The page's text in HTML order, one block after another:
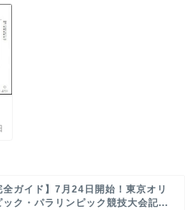
全ガイド】7月24日開始！東京オリ
ック・パラリンピック競技大会記...